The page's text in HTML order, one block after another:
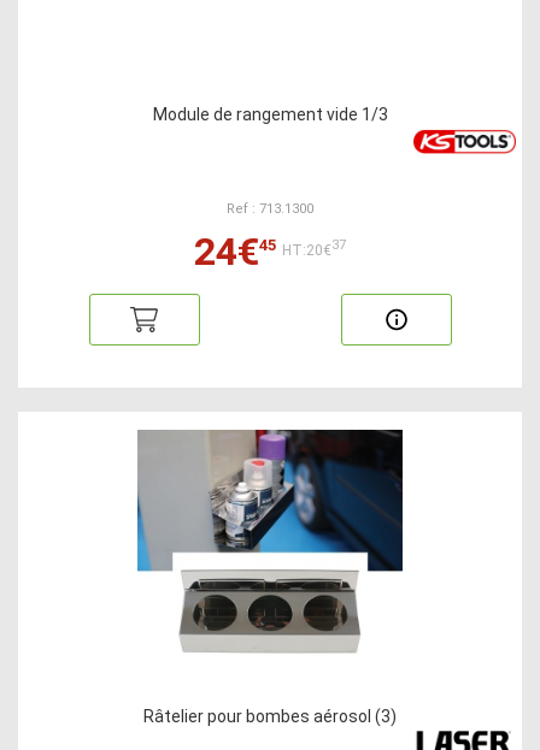
Module de rangement vide 1/3
Ref : 713.1300
24€45 HT:20€37
Râtelier pour bombes aérosol (3)